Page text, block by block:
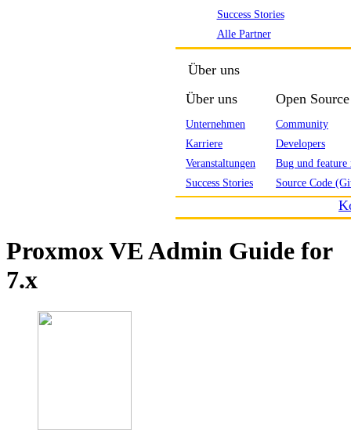
Success Stories
Alle Partner
Über uns
Über uns
Unternehmen
Karriere
Veranstaltungen
Success Stories
Open Source
Community
Developers
Bug und feature
Source Code
Proxmox VE Admin Guide for
7.x